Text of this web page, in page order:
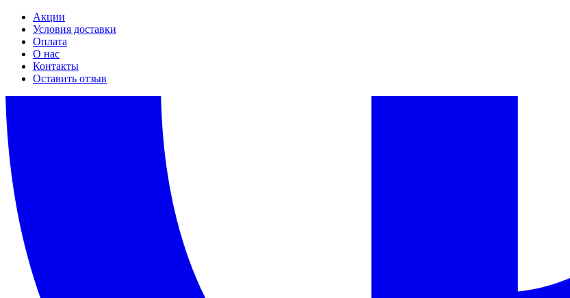
Акции
Условия доставки
Оплата
О нас
Контакты
Оставить отзыв